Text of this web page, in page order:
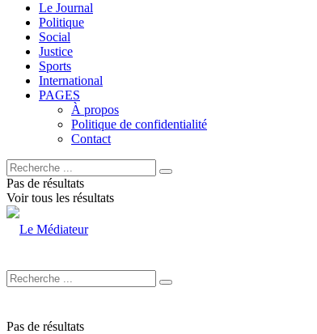
Le Journal
Politique
Social
Justice
Sports
International
PAGES
À propos
Politique de confidentialité
Contact
Pas de résultats
Voir tous les résultats
Pas de résultats